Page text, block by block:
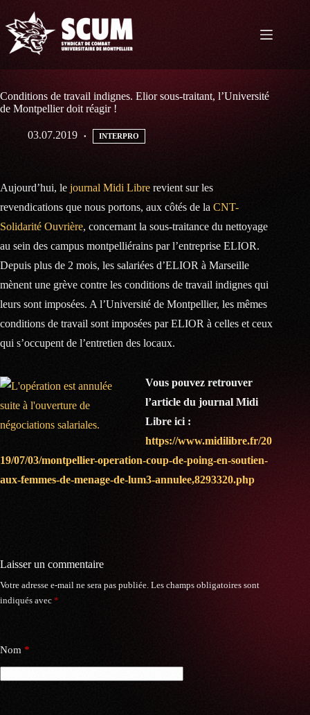
contenu
Conditions de travail indignes. Elior sous-traitant, l’Université
de Montpellier doit réagir !
03.07.2019 INTERPRO
Aujourd’hui, le journal Midi Libre revient sur les
revendications que nous portons, aux côtés de la CNT-
Solidarité Ouvrière, concernant la sous-traitance du nettoyage
au sein des campus montpelliérains par l’entreprise ELIOR.
Depuis plus de 2 mois, les salariées d’ELIOR à Marseille
mènent une grève contre les conditions de travail indignes qui
leurs sont imposées. A l’Université de Montpellier, les mêmes
conditions de travail sont imposées par ELIOR à celles et ceux
qui s’occupent de l’entretien des locaux.
Vous pouvez retrouver
l’article du journal Midi
Libre ici :
https://www.midilibre.fr/20
19/07/03/montpellier-operation-coup-de-poing-en-soutien-
aux-femmes-de-menage-de-lum3-annulee,8293320.php
Laisser un commentaire
Votre adresse e-mail ne sera pas publiée. Les champs obligatoires sont
indiqués avec *
Nom *